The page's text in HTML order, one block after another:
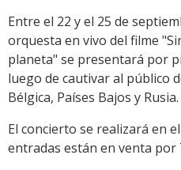
Entre el 22 y el 25 de
orquesta en vivo del filme
planeta" se presentará por
luego de cautivar al público
Bélgica, Países Bajos y Rusia.
El concierto se realizará en
entradas están en venta por